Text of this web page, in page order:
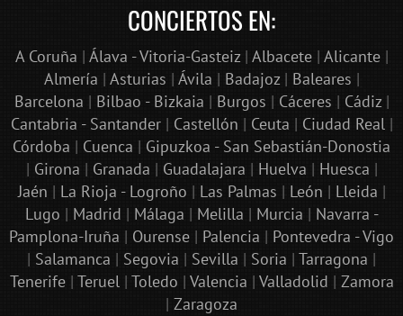
CONCIERTOS EN:
A Coruña | Álava - Vitoria-Gasteiz| Albacete| Alicante|
Almería | Asturias | Ávila | Badajoz| Baleares |
Barcelona | Bilbao - Bizkaia | Burgos | Cáceres | Cádiz|
Cantabria - Santander| Castellón | Ceuta | Ciudad Real|
Córdoba | Cuenca | Gipuzkoa - San Sebastián-Donostia
| Girona | Granada | Guadalajara | Huelva | Huesca |
Jaén | La Rioja - Logroño | Las Palmas | León | Lleida |
Lugo | Madrid | Málaga | Melilla | Murcia | Navarra -
Pamplona-Iruña | Ourense | Palencia | Pontevedra - Vigo
| Salamanca | Segovia | Sevilla | Soria | Tarragona |
Tenerife| Teruel| Toledo | Valencia | Valladolid | Zamora
| Zaragoza